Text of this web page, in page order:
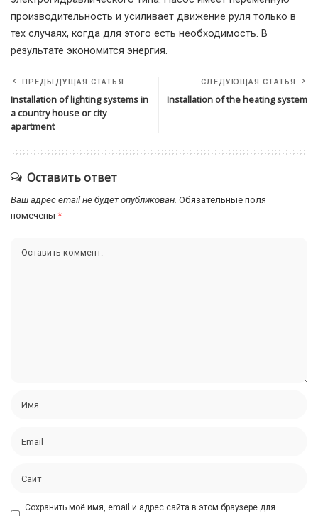
производительность и усиливает движение руля только в
тех случаях, когда для этого есть необходимость. В
результате экономится энергия.
ПРЕДЫДУЩАЯ СТАТЬЯ
Installation of lighting systems in
a country house or city
apartment
СЛЕДУЮЩАЯ СТАТЬЯ
Installation of the heating system
Оставить ответ
Ваш адрес email не будет опубликован. Обязательные поля
помечены *
Сохранить моё имя, email и адрес сайта в этом браузере для